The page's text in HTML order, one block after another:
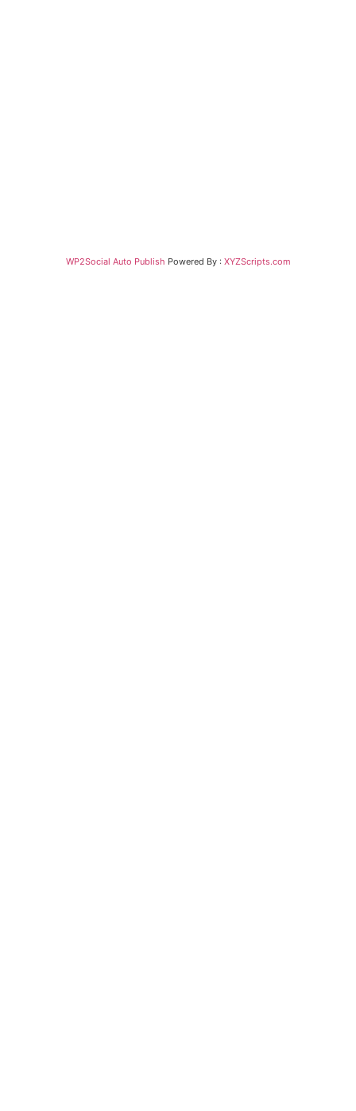
WP2Social Auto Publish Powered By : XYZScripts.com